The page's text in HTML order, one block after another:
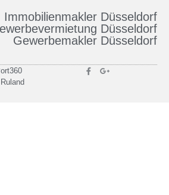
Immobilienmakler Düsseldorf
Düsseldorf
Gewerbemakler Düsseldorf